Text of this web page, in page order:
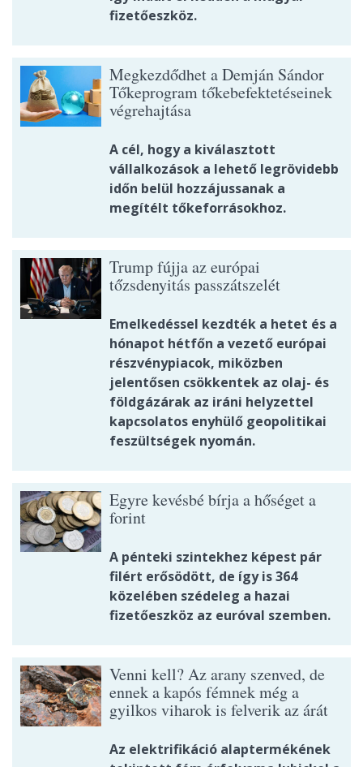
fizetőeszköz.
Megkezdődhet a Demján Sándor
Tőkeprogram tőkebefektetéseinek
végrehajtása
A cél, hogy a kiválasztott
vállalkozások a lehető legrövidebb
időn belül hozzájussanak a
megítélt tőkeforrásokhoz.
Trump fújja az európai
tőzsdenyitás passzátszelét
Emelkedéssel kezdték a hetet és a
hónapot hétfőn a vezető európai
részvénypiacok, miközben
jelentősen csökkentek az olaj- és
földgázárak az iráni helyzettel
kapcsolatos enyhülő geopolitikai
feszültségek nyomán.
Egyre kevésbé bírja a hőséget a
forint
A pénteki szintekhez képest pár
filért erősödött, de így is 364
közelében szédeleg a hazai
fizetőeszköz az euróval szemben.
Venni kell? Az arany szenved, de
ennek a kapós fémnek még a
gyilkos viharok is felverik az árát
Az elektrifikáció alaptermékének